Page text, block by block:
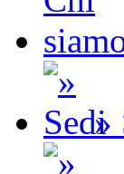
»